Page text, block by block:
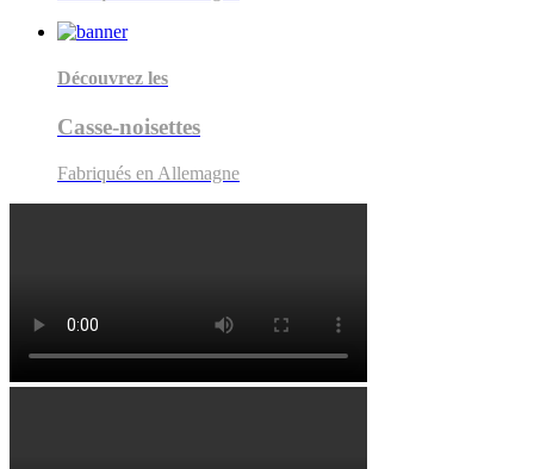
Découvrez les
Casse-noisettes
Fabriqués en Allemagne